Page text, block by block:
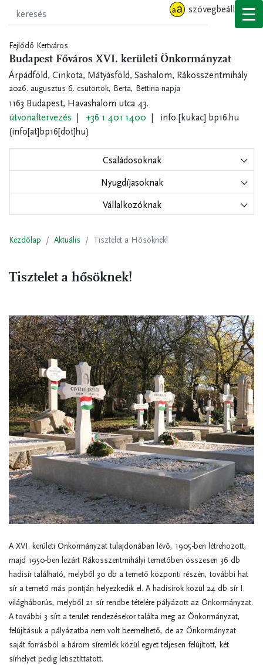
szövegbeállítások
Fejlődő Kertváros
Budapest Főváros XVI. kerületi Önkormányzat
Árpádföld, Cinkota, Mátyásföld, Sashalom, Rákosszentmihály
2026. augusztus 6. csütörtök, Berta, Bettina napja
1163 Budapest, Havashalom utca 43.
útvonaltervezés
+36 1 401 1400 info [kukac] bp16.hu
(info[at]bp16[dot]hu)
Családosoknak
Nyugdíjasoknak
Vállalkozóknak
Kezdőlap Aktuális Tisztelet a Hősöknek!
Tisztelet a hősöknek!
A XVI. kerületi Önkormányzat tulajdonában lévő, 1905-ben létrehozott,
majd 1950-ben lezárt Rákosszentmihályi temetőben összesen 36 db
hadisír található, melyből 30 db a temető központi részén, további hat
sír a temető más pontján helyezkedik el. A hadisírok közül 24 db sír I.
világháborús, melyből 21 sír rendbe tételére pályázott az Önkormányzat.
A további 3 sírt a terület rendezésekor találta meg az Önkormányzat,
felújításuk a pályázatba nem volt beemelhető, de az Önkormányzat
saját forrásból a három síremlék közül egyet teljesen felújított, két
sírhelyet pedig letisztíttatott.